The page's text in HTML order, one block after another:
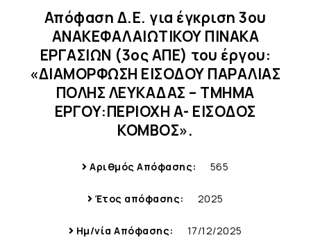
Απόφαση Δ.Ε. για έγκριση 3ου
ΑΝΑΚΕΦΑΛΑΙΩΤΙΚΟΥ ΠΙΝΑΚΑ
ΕΡΓΑΣΙΩΝ (3ος ΑΠΕ) του έργου:
«ΔΙΑΜΟΡΦΩΣΗ ΕΙΣΟΔΟΥ ΠΑΡΑΛΙΑΣ
ΠΟΛΗΣ ΛΕΥΚΑΔΑΣ – ΤΜΗΜΑ
ΕΡΓΟΥ:ΠΕΡΙΟΧΗ Α- ΕΙΣΟΔΟΣ
ΚΟΜΒΟΣ».
Αριθμός Απόφασης: 565
Έτος απόφασης: 2025
Ημ/νία Απόφασης: 17/12/2025